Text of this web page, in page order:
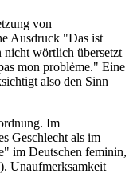
von
Ausdruck "Das ist
nicht wörtlich übersetzt
mon problème." Eine
also den Sinn
Im
Geschlecht als im
im Deutschen feminin,
Unaufmerksamkeit